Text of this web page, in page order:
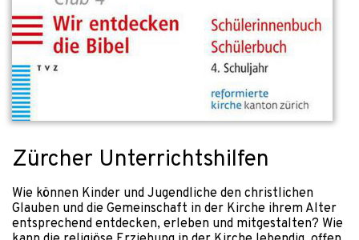
Zürcher Unterrichtshilfen
Wie können Kinder und Jugendliche den christlichen
Glauben und die Gemeinschaft in der Kirche ihrem Alter
entsprechend entdecken, erleben und mitgestalten? Wie